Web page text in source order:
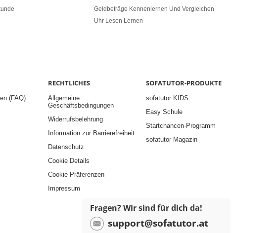
Geldbeträge Kennenlernen Und Vergleichen
Uhr Lesen Lernen
(FAQ)
RECHTLICHES
Allgemeine
Geschäftsbedingungen
Widerrufsbelehrung
Information zur Barrierefreiheit
Datenschutz
Cookie Details
Cookie Präferenzen
Impressum
SOFATUTOR-PRODUKTE
sofatutor KIDS
Easy Schule
Startchancen-Programm
sofatutor Magazin
Fragen? Wir sind für dich da!
support@sofatutor.at